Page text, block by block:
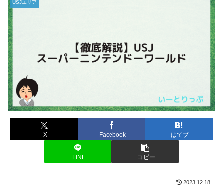
USJエリア
X Facebook はてブ
LINE コピー
2023.12.18